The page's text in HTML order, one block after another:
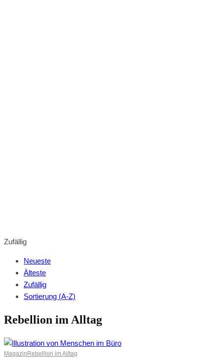
Zufällig
Neueste
Älteste
Zufällig
Sortierung (A-Z)
Rebellion im Alltag
Magazin Rebellion im Alltag